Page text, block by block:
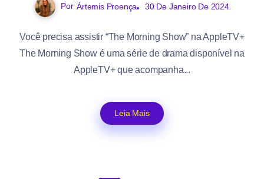
Por Ártemis Proença 30 De Janeiro De 2024
Você precisa assistir “The Morning Show” na AppleTV+
The Morning Show é uma série de drama disponível na
AppleTV+ que acompanha...
Leia Mais